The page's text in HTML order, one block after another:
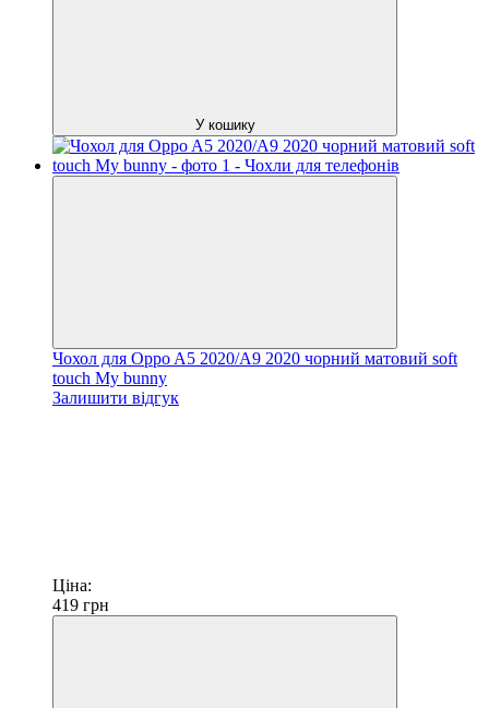
У кошику
Чохол для Oppo A5 2020/A9 2020 чорний матовий soft
touch My bunny
Залишити відгук
Ціна:
419 грн